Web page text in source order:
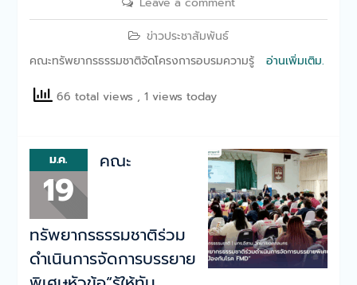
ใช้กล้องจุลทรรศน์”เจาะโลกใบ
คณะทรัพยากรธรรมชาติจัด
กิจกรรมบริการวิชาการ
AGRO-TECH- Camp
ศึกษาดูงานทางด้านการแพทย์
แผนไทย
คณะทรัพยากรธรรมชาติร่วม
พิธีเปิดงานครบรอบวันก่อตั้ง
ศูนย์ศึกษาการพัฒนาภูพานอัน
เนื่องมาจากพระราชดำริ
จังหวัดสกลนคร “43 ปี ศูนย์
ข่าวประชาสัมพันธ์
คณะทรัพยากรธรรมชาติจัดโครงการอบรมความรู้
อ่านเพิ่มเติม.
66 total views , 1 views today
ม.ค.
19
คณะ
ทรัพยากรธรรมชาติร่วม
ดำเนินการจัดการบรรยาย